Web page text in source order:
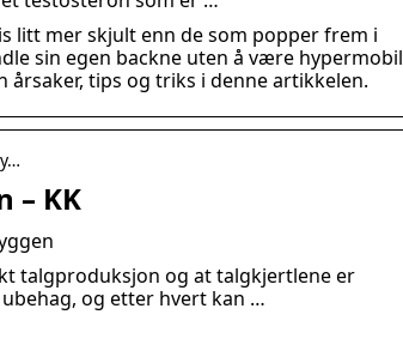
litt mer skjult enn de som popper frem i
sin egen backne uten å være hypermobil
årsaker, tips og triks i denne artikkelen.
– KK
talgproduksjon og at talgkjertlene er
og etter hvert kan …